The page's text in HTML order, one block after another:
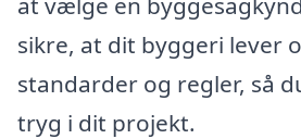
sikre, at dit byggeri lever
standarder og regler, så
tryg i dit projekt.